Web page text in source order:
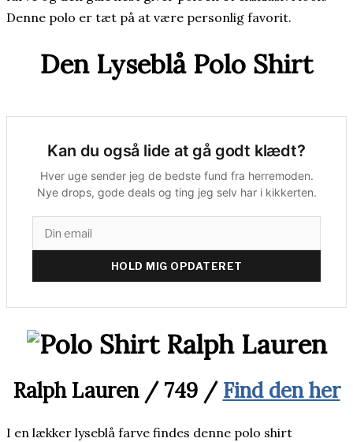
Denne polo er tæt på at være personlig favorit.
Den Lyseblå Polo Shirt
Kan du også lide at gå godt klædt?
Hver uge sender jeg de bedste fund fra herremoden.
Nye drops, gode deals og ting jeg selv har i kikkerten.
HOLD MIG OPDATERET
Ralph Lauren / 749 / Find den her
I en lækker lyseblå farve findes denne polo shirt